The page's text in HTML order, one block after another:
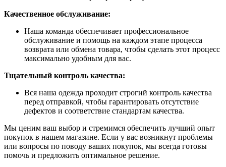
Качественное обслуживание:
Наша команда обеспечивает профессиональное
обслуживание и помощь на каждом этапе процесса
возврата или обмена товара, чтобы сделать этот процесс
максимально удобным для вас.
Тщательный контроль качества:
Вся наша одежда проходит строгий контроль качества
перед отправкой, чтобы гарантировать отсутствие
дефектов и соответствие стандартам качества.
Мы ценим ваш выбор и стремимся обеспечить лучший опыт
покупок в нашем магазине. Если у вас возникнут проблемы
или вопросы по поводу ваших покупок, мы всегда готовы
помочь и предложить оптимальное решение.